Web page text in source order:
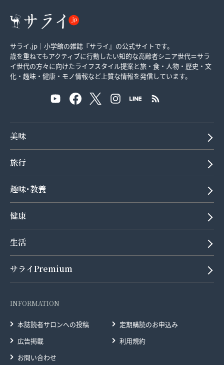
サライ.jp｜小学館の雑誌『サライ』の公式サイトです。
歳を重ねてもアクティブに行動したい知的な高齢者シニア世代＝サラ
イ世代の方々に向けたライフスタイル提案と旅・食・人物・歴史・文
化・趣味・健康・モノ情報など上質な情報を発信しています。
美味
旅行
趣味･教養
健康
生活
サライPremium
INFORMATION
本誌読者サロンへの投稿
定期購読のお申込み
広告掲載
利用規約
お問い合わせ